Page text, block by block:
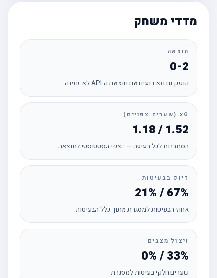
מדדי משחק
תוצאה
0-2
מופק גם מאירועים אם תוצאת ה־API לא זמינה
xG (שערים צפויים)
1.18 / 1.52
הסתברות לכל בעיטה — הצפי הסטטיסטי לתוצאה
דיוק בבעיטות
21% / 67%
אחוז הבעיטות למסגרת מתוך כלל הבעיטות
ניצול מצבים
0% / 33%
שערים חלקי בעיטות למסגרת